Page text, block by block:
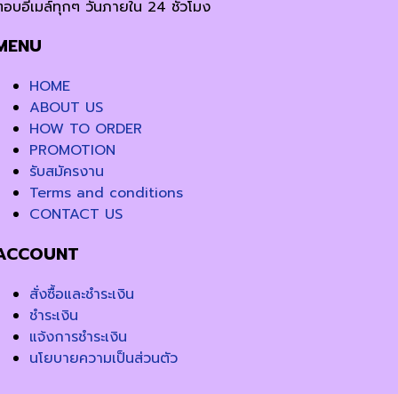
บอีเมล์ทุกๆ วันภายใน 24 ชั่วโมง
HOME
ABOUT US
HOW TO ORDER
PROMOTION
รับสมัครงาน
Terms and conditions
CONTACT US
สั่งซื้อและชำระเงิน
ชำระเงิน
แจ้งการชำระเงิน
นโยบายความเป็นส่วนตัว